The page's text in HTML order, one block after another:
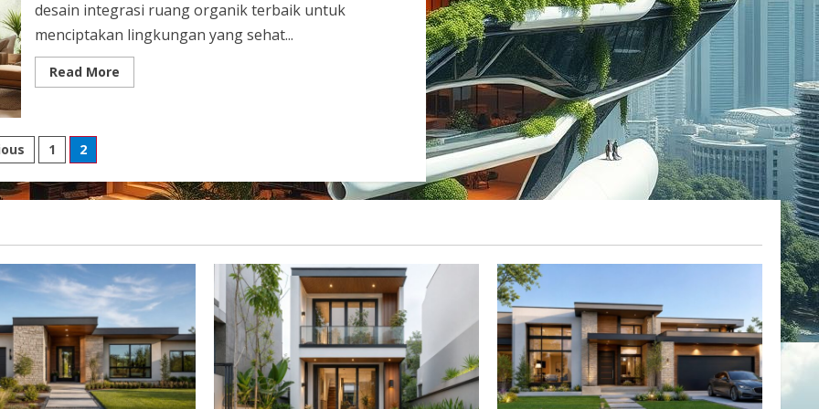
desain integrasi ruang organik terbaik untuk
menciptakan lingkungan yang sehat...
Read MoreRead
more
1 2